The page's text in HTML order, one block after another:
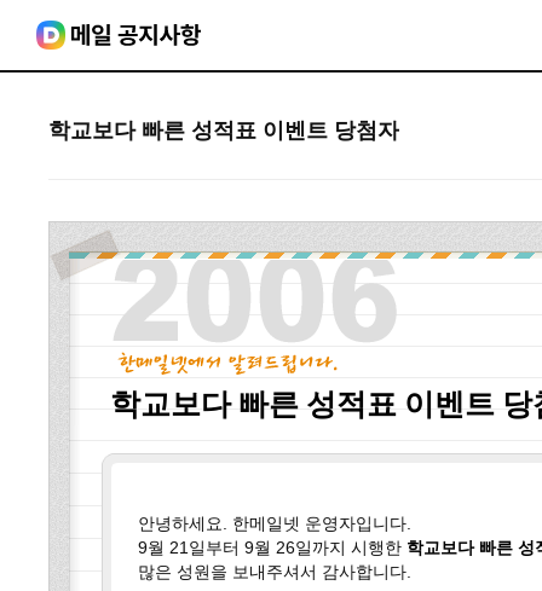
학교보다 빠른 성적표 이벤트 당첨자
학교보다 빠른 성적표 이벤트 당
안녕하세요. 한메일넷 운영자입니다.
9월 21일부터 9월 26일까지 시행한 학교보다 빠른
많은 성원을 보내주셔서 감사합니다.